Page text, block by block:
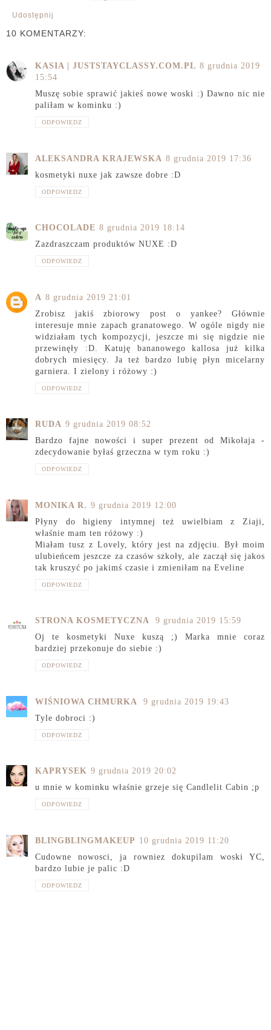
Udostępnij
10 KOMENTARZY:
KASIA | JUSTSTAYCLASSY.COM.PL 8 grudnia 2019
15:54
Muszę sobie sprawić jakieś nowe woski :) Dawno nic nie
paliłam w kominku :)
ODPOWIEDZ
ALEKSANDRA KRAJEWSKA 8 grudnia 2019 17:36
kosmetyki nuxe jak zawsze dobre :D
ODPOWIEDZ
CHOCOLADE 8 grudnia 2019 18:14
Zazdraszczam produktów NUXE :D
ODPOWIEDZ
A 8 grudnia 2019 21:01
Zrobisz jakiś zbiorowy post o yankee? Głównie
interesuje mnie zapach granatowego. W ogóle nigdy nie
widziałam tych kompozycji, jeszcze mi się nigdzie nie
przewinęły :D. Katuję bananowego kallosa już kilka
dobrych miesięcy. Ja też bardzo lubię płyn micelarny
garniera. I zielony i różowy :)
ODPOWIEDZ
RUDA 9 grudnia 2019 08:52
Bardzo fajne nowości i super prezent od Mikołaja -
zdecydowanie byłaś grzeczna w tym roku :)
ODPOWIEDZ
MONIKA R. 9 grudnia 2019 12:00
Płyny do higieny intymnej też uwielbiam z Ziaji,
właśnie mam ten różowy :)
Miałam tusz z Lovely, który jest na zdjęciu. Był moim
ulubieńcem jeszcze za czasów szkoły, ale zaczął się jakos
tak kruszyć po jakimś czasie i zmieniłam na Eveline
ODPOWIEDZ
STRONA KOSMETYCZNA
9 grudnia 2019 15:59
Oj te kosmetyki Nuxe kuszą ;) Marka mnie coraz
bardziej przekonuje do siebie :)
ODPOWIEDZ
WIŚNIOWA CHMURKA
9 grudnia 2019 19:43
Tyle dobroci :)
ODPOWIEDZ
KAPRYSEK 9 grudnia 2019 20:02
u mnie w kominku właśnie grzeje się Candlelit Cabin ;p
ODPOWIEDZ
BLINGBLINGMAKEUP 10 grudnia 2019 11:20
Cudowne nowosci, ja rowniez dokupilam woski YC,
bardzo lubie je palic :D
ODPOWIEDZ